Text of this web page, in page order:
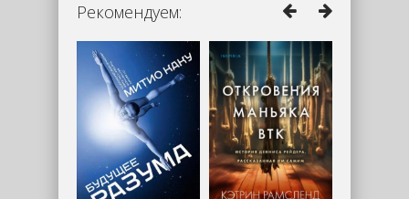
Рекомендуем: